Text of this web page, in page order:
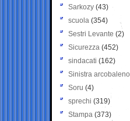
Sarkozy (43)
scuola (354)
Sestri Levante (2)
Sicurezza (452)
sindacati (162)
Sinistra arcobaleno
Soru (4)
sprechi (319)
Stampa (373)